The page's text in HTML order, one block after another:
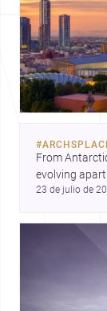
#
From
evolving
Amman,
23 de julio de